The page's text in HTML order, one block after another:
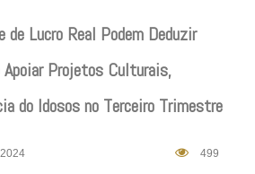
de Lucro Real Podem Deduzir
Apoiar Projetos Culturais,
do Idosos no Terceiro Trimestre
499